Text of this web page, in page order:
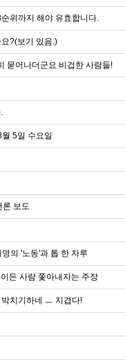
위까지 해야 유효합니다.
?(보기 있음.)
묻어나더군요 비겁한 사람들!
5일 수요일
론 보도
의 '노동'과 톱 한 자루
든 사람 쫓아내자는 주장
치기하네 ㅡ 지겹다!